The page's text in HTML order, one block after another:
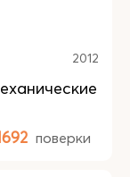
2012
поверки